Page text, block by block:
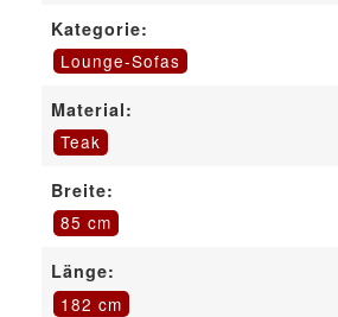
Kategorie:
Lounge-Sofas
Material:
Teak
Breite:
85 cm
Länge:
182 cm